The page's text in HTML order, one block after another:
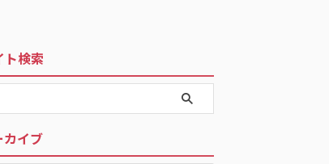
ト検索
カイブ